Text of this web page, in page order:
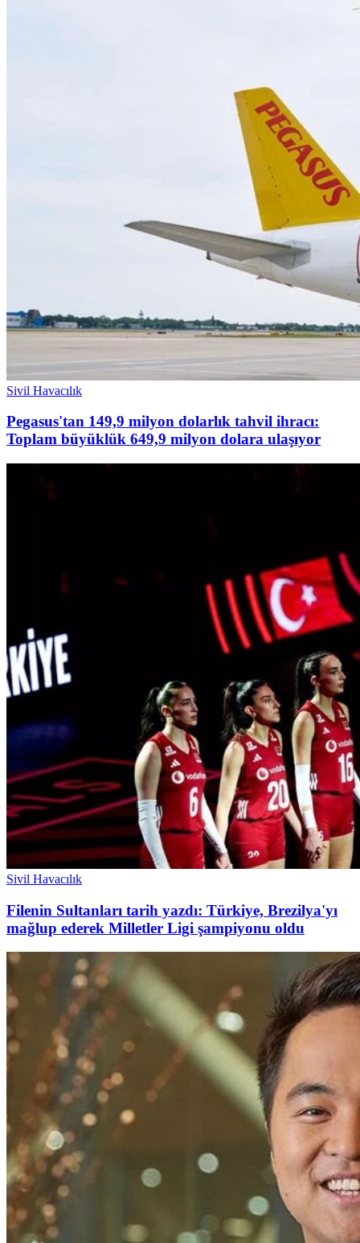
Sivil Havacılık
Pegasus'tan 149,9 milyon dolarlık tahvil ihracı:
Toplam büyüklük 649,9 milyon dolara ulaşıyor
Sivil Havacılık
Filenin Sultanları tarih yazdı: Türkiye, Brezilya'yı
mağlup ederek Milletler Ligi şampiyonu oldu